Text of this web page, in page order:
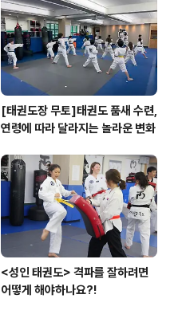
[태권도장 무토]태권도 품새 수련,
연령에 따라 달라지는 놀라운 변화
<성인 태권도> 격파를 잘하려면
어떻게 해야하나요?!